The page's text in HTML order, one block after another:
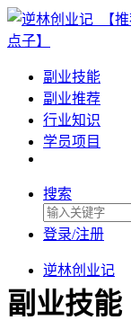
副业技能
副业推荐
行业知识
学员项目
搜索
登录/注册
逆林创业记
副业技能